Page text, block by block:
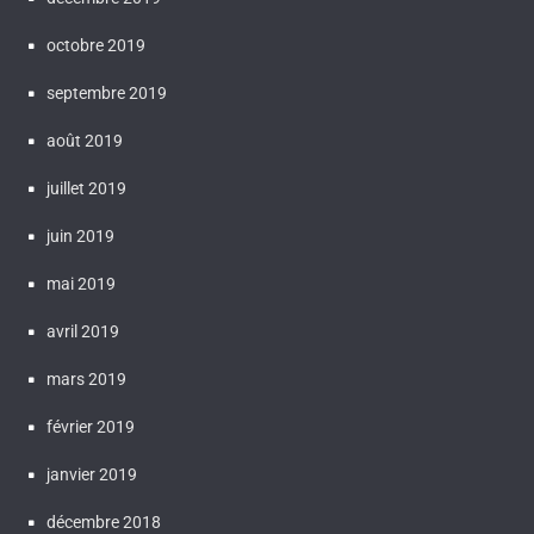
octobre 2019
septembre 2019
août 2019
juillet 2019
juin 2019
mai 2019
avril 2019
mars 2019
février 2019
janvier 2019
décembre 2018